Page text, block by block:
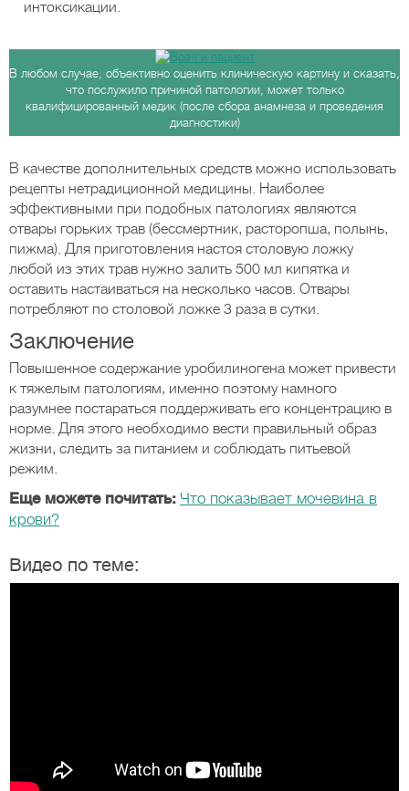
интоксикации.
В любом случае, объективно оценить клиническую картину и сказать,
что послужило причиной патологии, может только
квалифицированный медик (после сбора анамнеза и проведения
диагностики)
В качестве дополнительных средств можно использовать
рецепты нетрадиционной медицины. Наиболее
эффективными при подобных патологиях являются
отвары горьких трав (бессмертник, расторопша, полынь,
пижма). Для приготовления настоя столовую ложку
любой из этих трав нужно залить 500 мл кипятка и
оставить настаиваться на несколько часов. Отвары
потребляют по столовой ложке 3 раза в сутки.
Заключение
Повышенное содержание уробилиногена может привести
к тяжелым патологиям, именно поэтому намного
разумнее постараться поддерживать его концентрацию в
норме. Для этого необходимо вести правильный образ
жизни, следить за питанием и соблюдать питьевой
режим.
Еще можете почитать: Что показывает мочевина в
крови?
Видео по теме: